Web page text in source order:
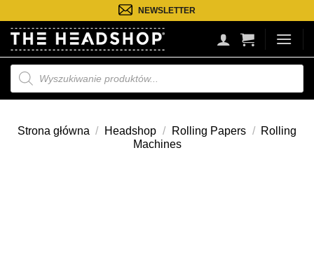
do
treści
NEWSLETTER
Wyszukiwarka
produktów
Strona główna / Headshop / Rolling Papers /
Rolling
Machines